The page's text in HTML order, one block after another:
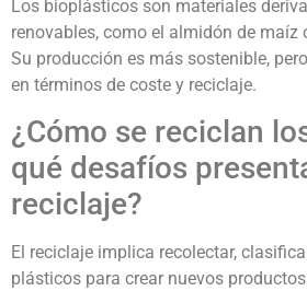
Los bioplásticos son materiales
renovables, como el almidón de maíz
Su producción es más sostenible,
en términos de coste y reciclaje.
¿Cómo se reciclan
qué desafíos
reciclaje?
El reciclaje implica recolectar,
plásticos para crear nuevos